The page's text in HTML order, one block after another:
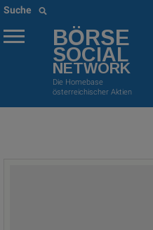
Suche
BÖRSE
SOCIAL
NETWORK
Die Homebase
österreichischer Aktien